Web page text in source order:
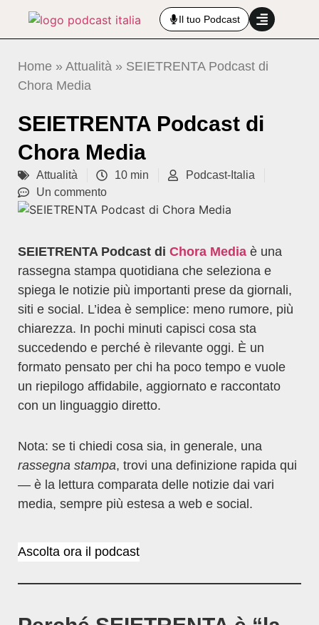
Il tuo Podcast
Home » Attualità » SEIETRENTA Podcast di
Chora Media
SEIETRENTA Podcast di
Chora Media
Attualità 10 min
Podcast-Italia
Un commento
SEIETRENTA Podcast di Chora Media è una
rassegna stampa quotidiana che seleziona e
spiega le notizie più importanti prese da giornali,
siti e social. L’idea è semplice: meno rumore, più
chiarezza. In pochi minuti capisci cosa sta
succedendo e perché è rilevante oggi. È un
formato pensato per chi ha poco tempo e vuole
un riepilogo affidabile, aggiornato e raccontato
con un linguaggio diretto.
Nota: se ti chiedi cosa sia, in generale, una
rassegna stampa, trovi una definizione rapida qui
— è la lettura comparata delle notizie dai vari
media, sempre più estesa a web e social.
Ascolta ora il podcast